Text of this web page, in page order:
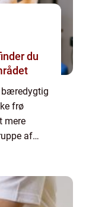
bæredygtig
frø
mere
af